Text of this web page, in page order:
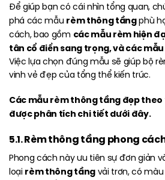
Để giúp bạn có cái nhìn tổng quan,
phá các mẫu rèm thông tầngphù
cách, bao gồm các mẫu rèm hiện
tân cổ điển sang trọng, và các
Việc lựa chọn đúng mẫu sẽ giúp bộ
vinh vẻ đẹp của tổng thể kiến trúc.
Các mẫu rèm thông tầng đẹp
được phân tích chi tiết dưới đây.
5.1. Rèm thông tầng phong
Phong cách này ưu tiên sự đơn giản
loại rèm thông tầngvải trơn, có